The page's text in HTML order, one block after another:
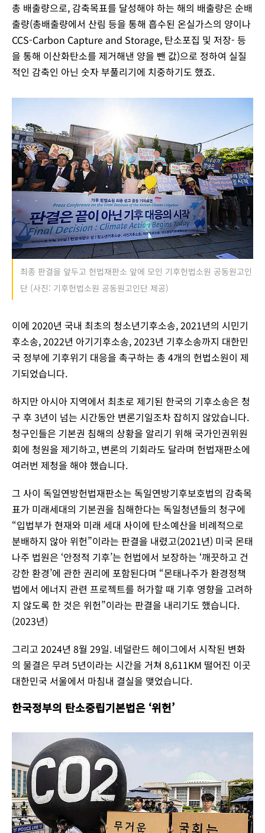
총 배출량으로, 감축목표를 달성해야 하는 해의 배출량은 순배
출량(총배출량에서 산림 등을 통해 흡수된 온실가스의 양이나
CCS-Carbon Capture and Storage, 탄소포집 및 저장- 등
을 통해 이산화탄소를 제거해낸 양을 뺀 값)으로 정하여 실질
적인 감축인 아닌 숫자 부풀리기에 치중하기도 했죠.
최종 판결을 앞두고 헌법재판소 앞에 모인 기후헌법소원 공동원고인
단 (사진: 기후헌법소원 공동원고인단 제공)
이에 2020년 국내 최초의 청소년기후소송, 2021년의 시민기
후소송, 2022년 아기기후소송, 2023년 기후소송까지 대한민
국 정부에 기후위기 대응을 촉구하는 총 4개의 헌법소원이 제
기되었습니다.
하지만 아시아 지역에서 최초로 제기된 한국의 기후소송은 청
구 후 3년이 넘는 시간동안 변론기일조차 잡히지 않았습니다.
청구인들은 기본권 침해의 상황을 알리기 위해 국가인권위원
회에 청원을 제기하고, 변론의 기회라도 달라며 헌법재판소에
여러번 제청을 해야 했습니다.
그 사이 독일연방헌법재판소는 독일연방기후보호법의 감축목
표가 미래세대의 기본권을 침해한다는 독일청년들의 청구에
“입법부가 현재와 미래 세대 사이에 탄소예산을 비례적으로
분배하지 않아 위헌”이라는 판결을 내렸고(2021년) 미국 몬태
나주 법원은 ‘안정적 기후’는 헌법에서 보장하는 ‘깨끗하고 건
강한 환경’에 관한 권리에 포함된다며 “몬태나주가 환경정책
법에서 에너지 관련 프로젝트를 허가할 때 기후 영향을 고려하
지 않도록 한 것은 위헌”이라는 판결을 내리기도 했습니다.
(2023년)
그리고 2024년 8월 29일. 네덜란드 헤이그에서 시작된 변화
의 물결은 무려 5년이라는 시간을 거쳐 8,611KM 떨어진 이곳
대한민국 서울에서 마침내 결실을 맺었습니다.
한국정부의 탄소중립기본법은 ‘위헌’